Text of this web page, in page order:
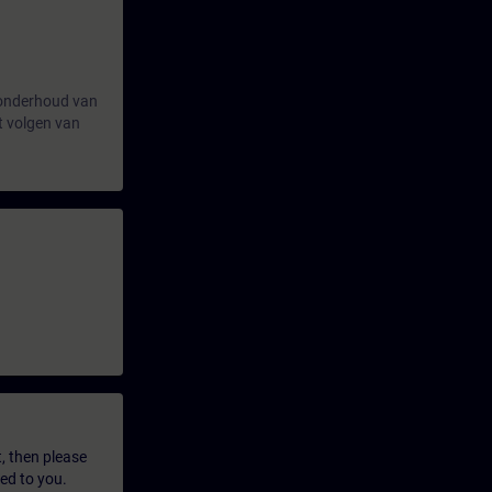
van
volgen van
then please
to you.